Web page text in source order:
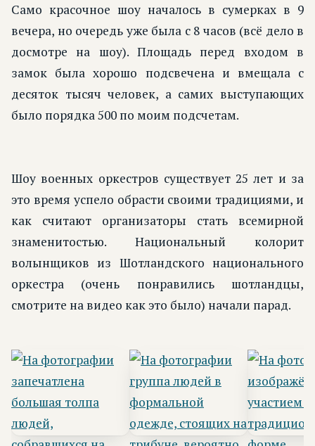
Само красочное шоу началось в сумерках в 9
вечера, но очередь уже была с 8 часов (всё дело в
досмотре на шоу). Площадь перед входом в
замок была хорошо подсвечена и вмещала с
десяток тысяч человек, а самих выступающих
было порядка 500 по моим подсчетам.
Шоу военных оркестров существует 25 лет и за
это время успело обрасти своими традициями, и
как считают организаторы стать всемирной
знаменитостью. Национальный колорит
волынщиков из Шотландского национального
оркестра (очень понравились шотландцы,
смотрите на видео как это было) начали парад.